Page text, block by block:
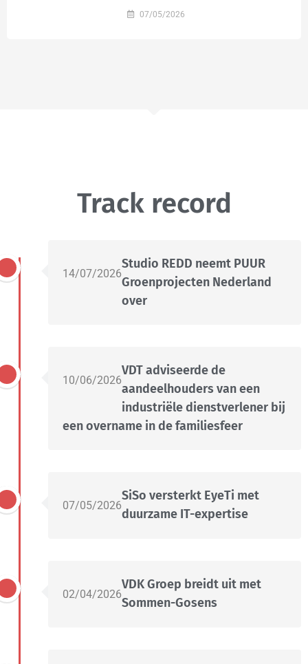
07/05/2026
Track record
14/07/2026
Studio REDD neemt PUUR
Groenprojecten Nederland
over
10/06/2026
VDT adviseerde de
aandeelhouders van een
industriële dienstverlener bij
een overname in de familiesfeer
07/05/2026
SiSo versterkt EyeTi met
duurzame IT-expertise
02/04/2026
VDK Groep breidt uit met
Sommen-Gosens